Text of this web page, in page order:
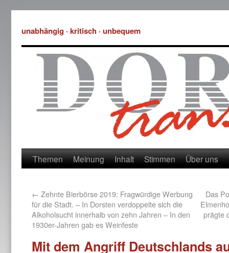
unabhängig · kritisch · unbequem
Themen Meinung Inhalt Stimmen Über uns
← Zehnte Bierbörse 2019: Fragwürdige Werbung
für die Stadt. – In Dorsten verdoppelte sich die
Alkoholsucht innerhalb von zehn Jahren – In den
1930er-Jahren gab es Weinfeste
Das
prägte
Mit dem Angriff Deutschlands